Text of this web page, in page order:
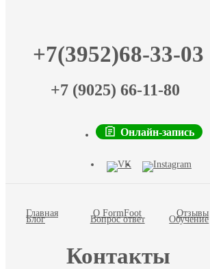
+7(3952)68-33-03
+7 (9025) 66-11-80
Онлайн-запись
Главная О FormFoot Отзывы
Блог Вопрос ответ Обучение
Контакты